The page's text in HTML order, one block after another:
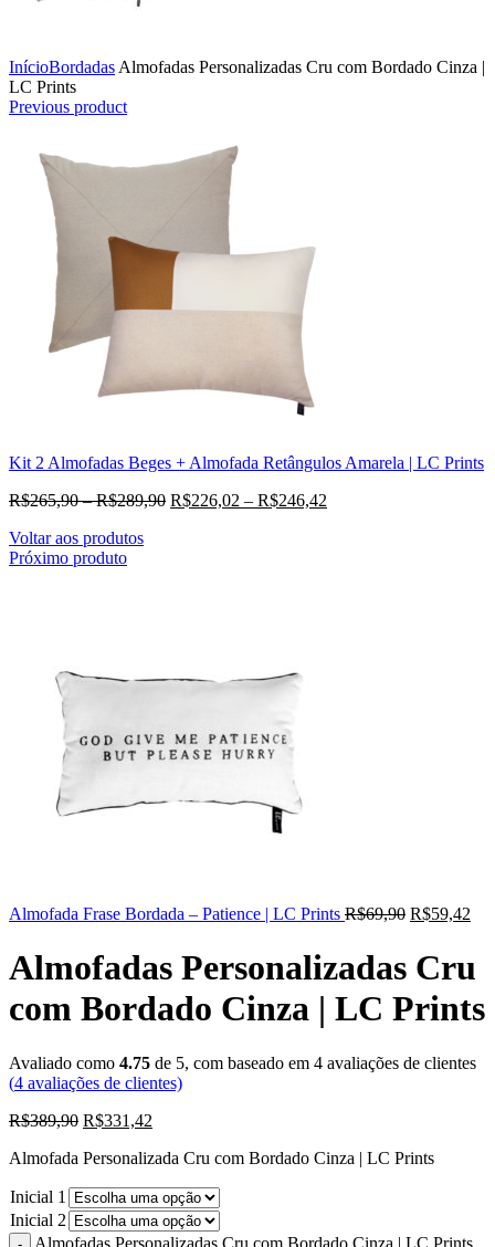
InícioBordadas Almofadas Personalizadas Cru com Bordado Cinza |
LC Prints
Previous product
Kit 2 Almofadas Beges + Almofada Retângulos Amarela | LC Prints
R$265,90–R$289,90 R$226,02 – R$246,42
Voltar aos produtos
Próximo produto
Almofada Frase Bordada – Patience | LC Prints R$69,90 R$59,42
Almofadas Personalizadas Cru
com Bordado Cinza | LC Prints
Avaliado como 4.75 de 5, com baseado em 4 avaliações de clientes
(4 avaliações de clientes)
R$389,90 R$331,42
Almofada Personalizada Cru com Bordado Cinza | LC Prints
Inicial 1
Inicial 2
Almofadas Personalizadas Cru com Bordado Cinza | LC Prints